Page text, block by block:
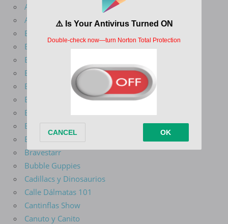
Arcane
Avatar La Leyenda De Aang
Batman Del Futuro
Batman El Valiente
Batman La Serie Animada
Ben 10
Big Guy y Rusty El Niño Robot
Big Mouth
Blade Serie Animada
Blaze Y Los Monster Machines
Bob Esponja
Bravestarr
Bubble Guppies
Cadillacs y Dinosaurios
Calle Dálmatas 101
Cantinflas Show
Canuto y Canito